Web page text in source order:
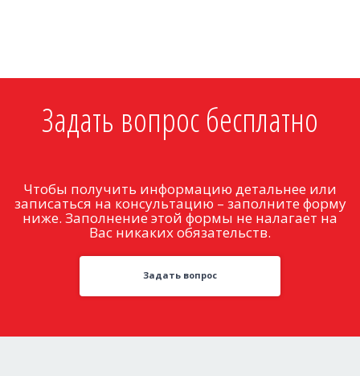
Задать вопрос бесплатно
Чтобы получить информацию детальнее или
записаться на консультацию – заполните форму
ниже. Заполнение этой формы не налагает на
Вас никаких обязательств.
Задать вопрос